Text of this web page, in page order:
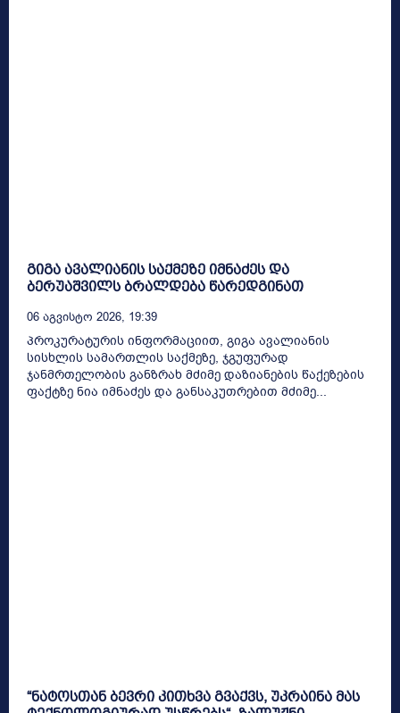
გიგა ავალიანის საქმეზე იმნაძეს და
ბერუაშვილს ბრალდება წარედგინათ
06 Აგვისტო 2026, 19:39
პროკურატურის ინფორმაციით, გიგა ავალიანის
სისხლის სამართლის საქმეზე, ჯგუფურად
ჯანმრთელობის განზრახ მძიმე დაზიანების წაქეზების
ფაქტზე ნია იმნაძეს და განსაკუთრებით მძიმე...
“ნატოსთან ბევრი კითხვა გვაქვს, უკრაინა მას